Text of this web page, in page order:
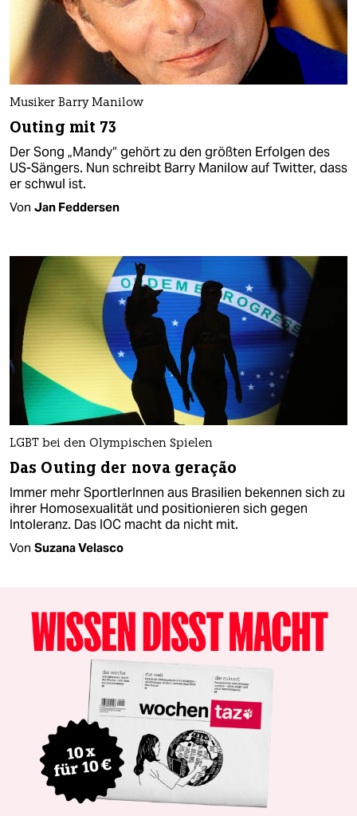
Musiker Barry Manilow
Outing mit 73
Der Song „Mandy“ gehört zu den größten Erfolgen des
US-Sängers. Nun schreibt Barry Manilow auf Twitter, dass
er schwul ist.
Von Jan Feddersen
LGBT bei den Olympischen Spielen
Das Outing der nova geração
Immer mehr SportlerInnen aus Brasilien bekennen sich zu
ihrer Homosexualität und positionieren sich gegen
Intoleranz. Das IOC macht da nicht mit.
Von Suzana Velasco